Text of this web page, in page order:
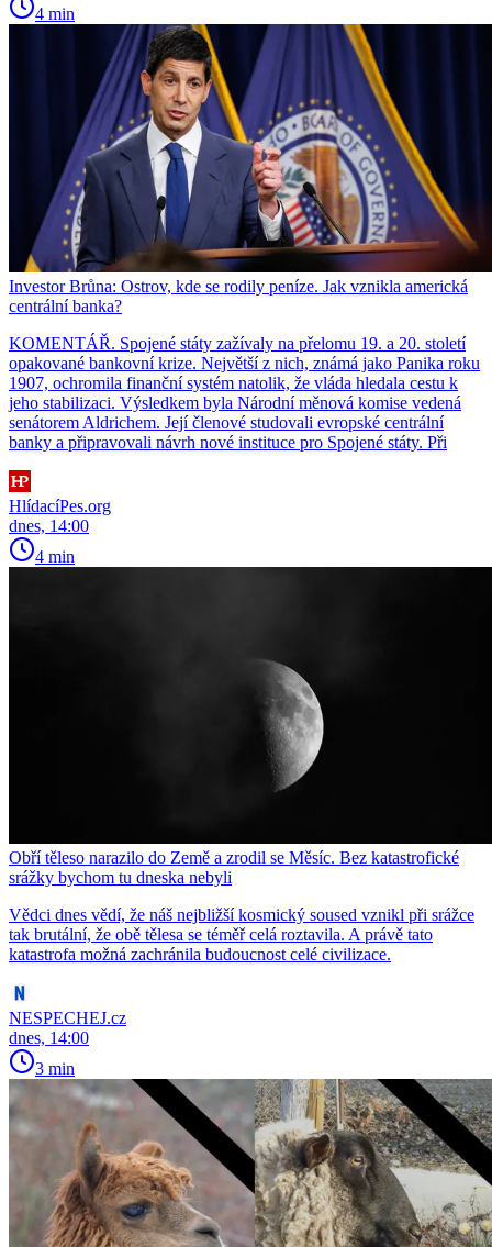
4 min
Investor Brůna: Ostrov, kde se rodily peníze. Jak vznikla americká
centrální banka?
KOMENTÁŘ. Spojené státy zažívaly na přelomu 19. a 20. století
opakované bankovní krize. Největší z nich, známá jako Panika roku
1907, ochromila finanční systém natolik, že vláda hledala cestu k
jeho stabilizaci. Výsledkem byla Národní měnová komise vedená
senátorem Aldrichem. Její členové studovali evropské centrální
banky a připravovali návrh nové instituce pro Spojené státy. Při
HlídacíPes.org
dnes, 14:00
4 min
Obří těleso narazilo do Země a zrodil se Měsíc. Bez katastrofické
srážky bychom tu dneska nebyli
Vědci dnes vědí, že náš nejbližší kosmický soused vznikl při srážce
tak brutální, že obě tělesa se téměř celá roztavila. A právě tato
katastrofa možná zachránila budoucnost celé civilizace.
NESPECHEJ.cz
dnes, 14:00
3 min